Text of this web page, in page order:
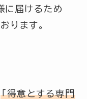
に届けるため
ります。
「得意とする専門